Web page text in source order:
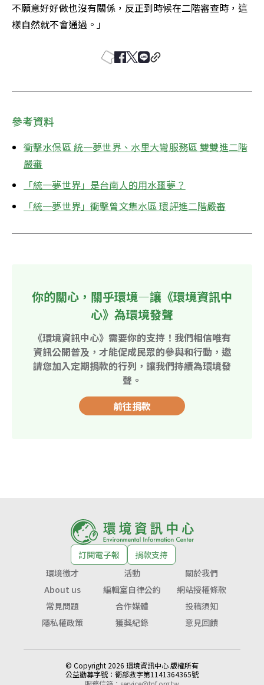
不願意好好做也沒有關係，反正到時候在二階審查時，這
樣自然就不會通過。」
參考資料
衝擊水保區 統一夢世界、水里大彎服務區 雙雙進二階
嚴審
「統一夢世界」是台南人的用水噩夢？
「統一夢世界」衝擊曾文集水區 環評進二階嚴審
你的關心，關乎環境—讓《環境資訊中
心》為環境發聲
《環境資訊中心》需要你的支持！我們相信唯有
資訊公開普及，才能促成民眾的參與和行動，邀
請您加入定期捐款的行列，讓我們持續為環境發
聲。
前往捐款
訂閱電子報
捐款支持
環境徵才
活動
關於我們
About us
編輯室自律公約
網站授權條款
常見問題
合作媒體
投稿須知
隱私權政策
獲獎紀錄 意見回饋
© Copyright 2026 環境資訊中心 版權所有
公益勸募字號： 衛部救字第1141364365號